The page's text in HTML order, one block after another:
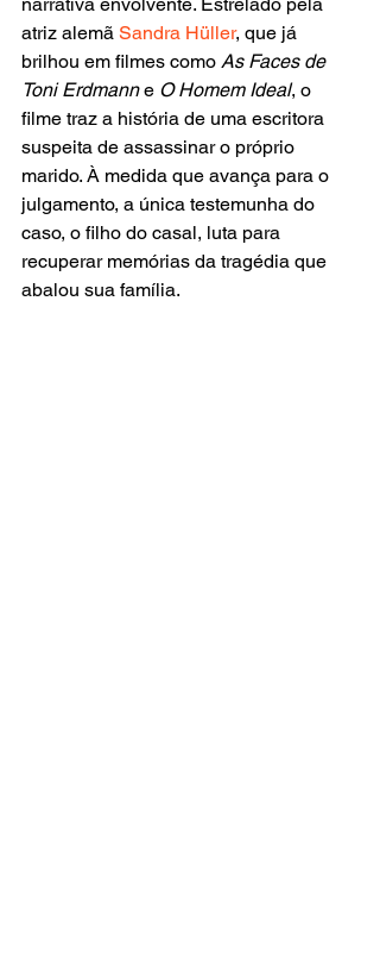
atriz alemã Sandra Hüller, que já
brilhou em filmes como As Faces de
Toni Erdmann e O Homem Ideal, o
filme traz a história de uma escritora
suspeita de assassinar o próprio
marido. À medida que avança para o
julgamento, a única testemunha do
caso, o filho do casal, luta para
recuperar memórias da tragédia que
abalou sua família.